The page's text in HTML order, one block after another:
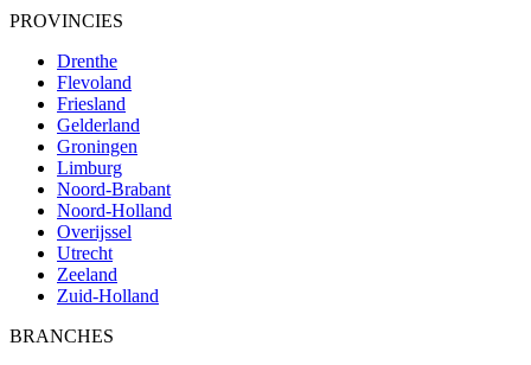
PROVINCIES
Drenthe
Flevoland
Friesland
Gelderland
Groningen
Limburg
Noord-Brabant
Noord-Holland
Overijssel
Utrecht
Zeeland
Zuid-Holland
BRANCHES